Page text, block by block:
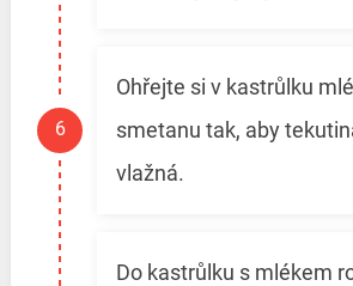
Ohřejte si v kastrůlku
smetanu tak, aby
vlažná.
Do kastrůlku s mlékem